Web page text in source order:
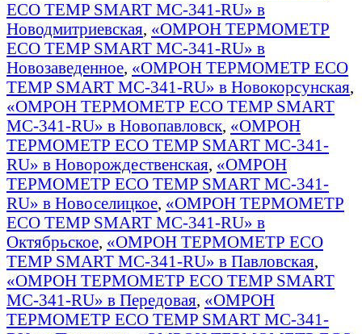
ECO TEMP SMART MC-341-RU» в
Новодмитриевская, «ОМРОН ТЕРМОМЕТР
ECO TEMP SMART MC-341-RU» в
Новозаведенное, «ОМРОН ТЕРМОМЕТР ECO
TEMP SMART MC-341-RU» в Новокорсунская,
«ОМРОН ТЕРМОМЕТР ECO TEMP SMART
MC-341-RU» в Новопавловск, «ОМРОН
ТЕРМОМЕТР ECO TEMP SMART MC-341-
RU» в Новорождественская, «ОМРОН
ТЕРМОМЕТР ECO TEMP SMART MC-341-
RU» в Новоселицкое, «ОМРОН ТЕРМОМЕТР
ECO TEMP SMART MC-341-RU» в
Октябрьское, «ОМРОН ТЕРМОМЕТР ECO
TEMP SMART MC-341-RU» в Павловская,
«ОМРОН ТЕРМОМЕТР ECO TEMP SMART
MC-341-RU» в Передовая, «ОМРОН
ТЕРМОМЕТР ECO TEMP SMART MC-341-